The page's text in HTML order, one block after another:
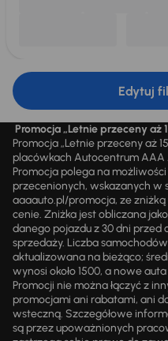
Edytuj
Promocja „Letnie przeceny aż
Promocja „Letnie przeceny aż
placówkach Autocentrum AAA
Promocja polega na
przecenionych, wskazanych
aaaauto.pl/promocja, ze
cenie. Zniżka jest obliczana
danego pojazdu z 30 dni przed
sprzedaży. Liczba
aktualizowana na bieżąco;
wynosi około 1500, a nowe
Promocji nie można łączyć z
promocjami ani rabatami, ani
wsteczną. Szczegółowe
są przez upoważnionych